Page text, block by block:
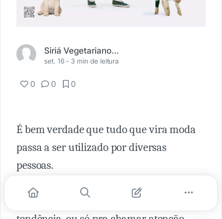
Siriá Vegetariano e Vegano
set. 16 - 3 min de leitura
0 0 0
É bem verdade que tudo que vira moda
passa a ser utilizado por diversas
pessoas.
conceito e entra no bonde pra seguir a